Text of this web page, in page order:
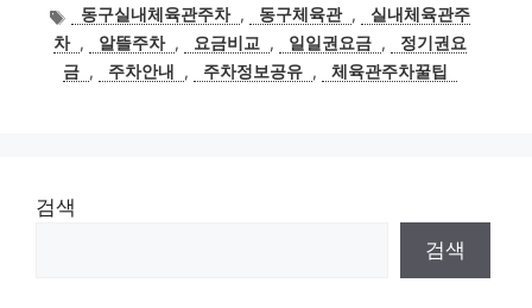
고
리
태동구실내체육관주차 , 동구체육관 ,
실내체육관주
차 , 알뜰주차 , 요금비교 , 일일권요금 ,
정기권요
금 , 주차안내 , 주차정보공유 , 체육관주차꿀팁
검색
검색